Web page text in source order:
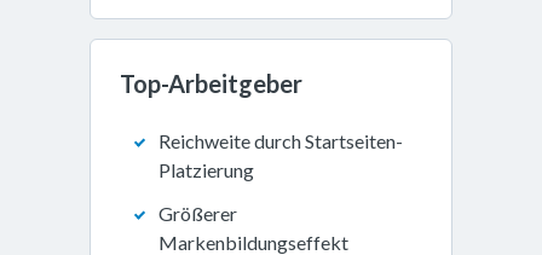
Top-Arbeitgeber
Reichweite durch Startseiten-
Platzierung
Größerer
Markenbildungseffekt